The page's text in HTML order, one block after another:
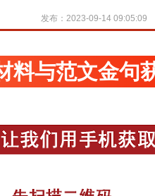
发布：2023-09-14 09:05:09
料与范文金句